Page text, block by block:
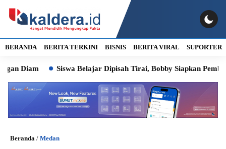
BERANDA BERITA TERKINI BISNIS BERITA VIRAL SUPORTER
Siswa Belajar Dipisah Tirai, Bobby Siapkan Pembangunan
Beranda / Medan